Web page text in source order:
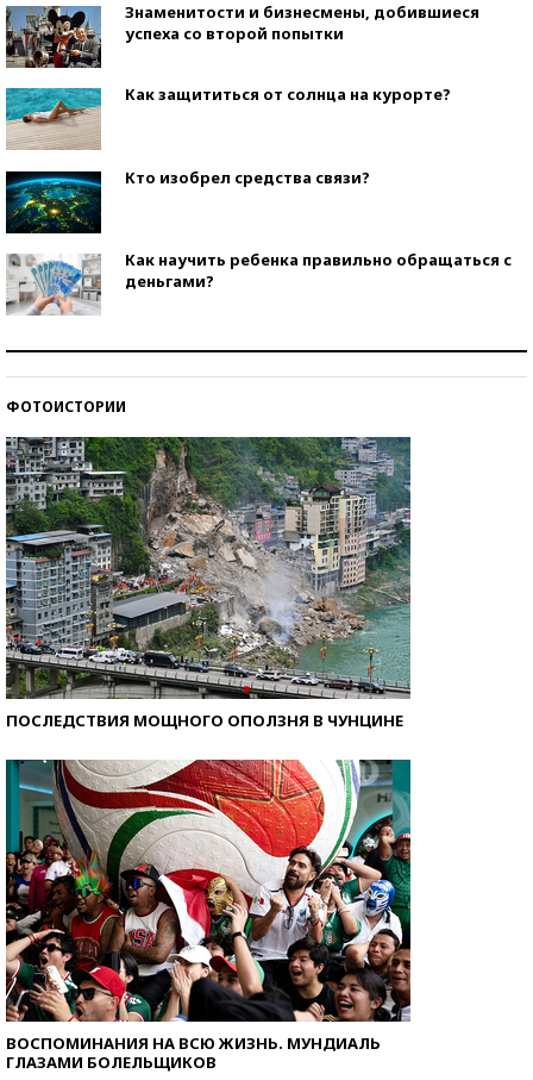
Знаменитости и бизнесмены, добившиеся
успеха со второй попытки
Как защититься от солнца на курорте?
Кто изобрел средства связи?
Как научить ребенка правильно обращаться с
деньгами?
ФОТОИСТОРИИ
ПОСЛЕДСТВИЯ МОЩНОГО ОПОЛЗНЯ В ЧУНЦИНЕ
ВОСПОМИНАНИЯ НА ВСЮ ЖИЗНЬ. МУНДИАЛЬ
ГЛАЗАМИ БОЛЕЛЬЩИКОВ